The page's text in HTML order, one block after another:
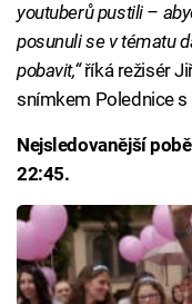
youtuberů pustili –
posunuli se v tématu
pobavit,“říká režisér
snímkem Polednice s
Nejsledovanější
22:45.